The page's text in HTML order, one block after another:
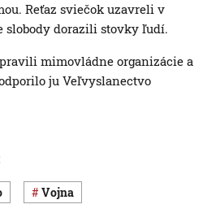
Reťaz sviečok uzavreli v
slobody dorazili stovky ľudí.
mimovládne organizácie a
ju Veľvyslanectvo
vojna